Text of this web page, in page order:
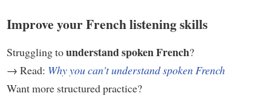
Improve your French listening skills
Struggling tounderstand spoken French?
→ Read: Why you can't understand spoken French
Want more structured practice?